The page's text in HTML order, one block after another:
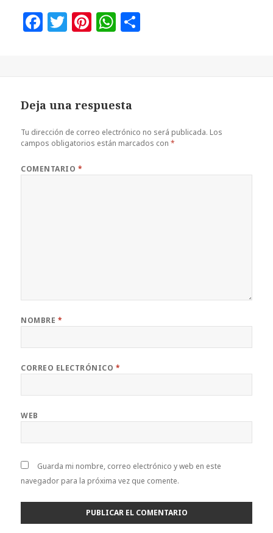
F
b
o
T
r
Pi
es
t
W
A
p ir
Deja una respuesta
Tu dirección de correo electrónico no será publicada. Los
campos obligatorios están marcados con*
COMENTARIO *
NOMBRE *
CORREO ELECTRÓNICO *
WEB
Guarda mi nombre, correo electrónico y web en este
navegador para la próxima vez que comente.